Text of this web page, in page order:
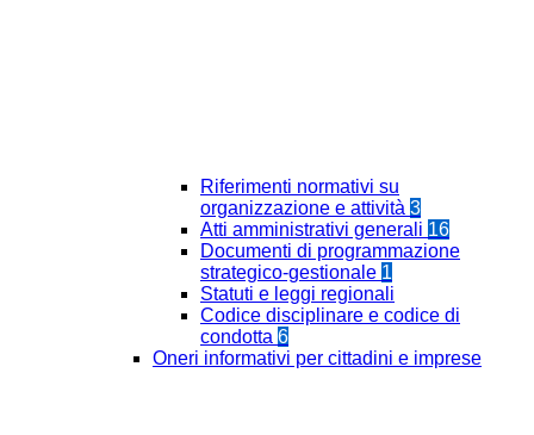
Riferimenti normativi su
organizzazione e attività 3
Atti amministrativi generali 16
Documenti di programmazione
strategico-gestionale 1
Statuti e leggi regionali
Codice disciplinare e codice di
condotta 6
Oneri informativi per cittadini e imprese